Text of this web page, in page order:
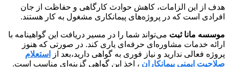
هدف از این الزامات، کاهش حوادث کارگاهی و حفاظت از جان
افرادی است که در پروژه‌های پیمانکاری مشغول به کار هستند.
موسسه مانا ثبت می‌تواند شما را در مسیر دریافت این گواهینامه با
ارائه خدمات مشاوره‌ای حرفه‌ای یاری کند. در صورتی که هنوز
پروژه فعالی ندارید و نیاز فوری به گواهی دارید،بعد از
استعلام
صلاحیت ایمنی پیمانکاران ، اخذ این گواهی گزینه‌ای مناسب است.